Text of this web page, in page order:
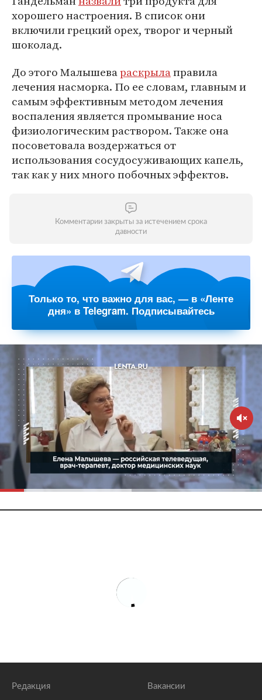
хорошего настроения. В список они
включили грецкий орех, творог и черный
шоколад.
До этого Малышевараскрылаправила
лечения насморка. По ее словам, главным и
самым эффективным методом лечения
воспаления является промывание носа
физиологическим раствором. Также она
посоветовала воздержаться от
использования сосудосуживающих капель,
так как у них много побочных эффектов.
Комментарии закрыты за истечением срока
давности
Только то, что важно для вас, — в «Ленте
дня» в Telegram. Подписывайтесь
Редакция Вакансии